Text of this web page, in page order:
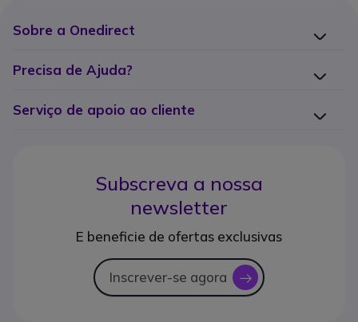
Sobre a Onedirect
Precisa de Ajuda?
Serviço de apoio ao cliente
Subscreva a nossa
newsletter
E beneficie de ofertas exclusivas
Inscrever-se agora icon